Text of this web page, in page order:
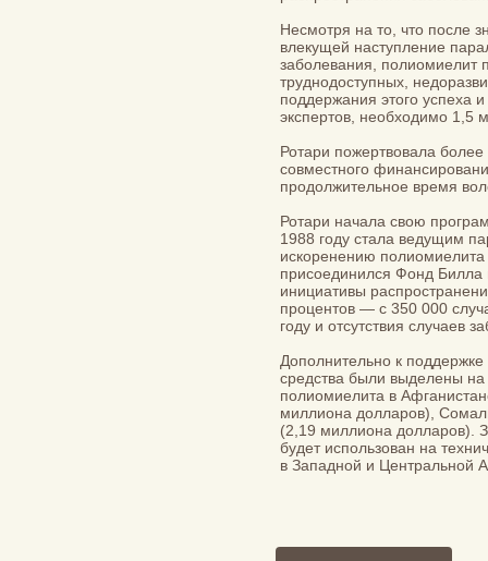
Несмотря на то, что после
влекущей наступление
заболевания, полиомиелит
труднодоступных,
поддержания этого успеха
экспертов, необходимо 1,5
Ротари пожертвовала
совместного
продолжительное время
Ротари начала свою
1988 году стала ведущим
искоренению
присоединился Фонд
инициативы
процентов — с 350 000
году и отсутствия случаев
Дополнительно к
средства были выделены
полиомиелита в
миллиона долларов),
(2,19 миллиона долларов).
будет использован на
в Западной и Центральной